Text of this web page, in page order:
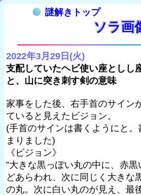
謎解きトップ
ソラ画
2022年3月29日(火)
支配していたヘビ使い座としし
と、山に突き刺す剣の意味
家事をした後、右手首のサイン
ていると見えたビジョン。
(手首のサインは書くようにと
まりました)
《ビジョン》
”大きな黒っぽい丸の中に、赤
どあらわれ、次に同じく大きな
の丸。次に白い丸のが見え、最